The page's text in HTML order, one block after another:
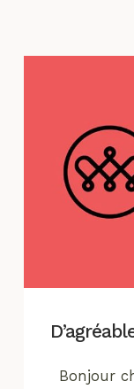
Bonjour